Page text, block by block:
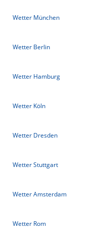
Wetter München
Wetter Berlin
Wetter Hamburg
Wetter Köln
Wetter Dresden
Wetter Stuttgart
Wetter Amsterdam
Wetter Rom